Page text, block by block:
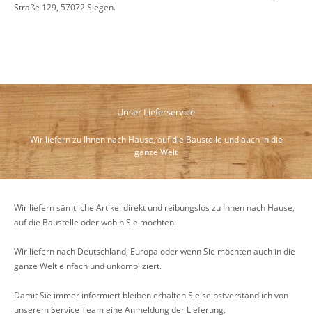
Straße 129, 57072 Siegen.
Unser Lieferservice
Wir liefern zu Ihnen nach Hause, auf die Baustelle und auch in die
ganze Welt
Wir liefern sämtliche Artikel direkt und reibungslos zu Ihnen nach Hause,
auf die Baustelle oder wohin Sie möchten.
Wir liefern nach Deutschland, Europa oder wenn Sie möchten auch in die
ganze Welt einfach und unkompliziert.
Damit Sie immer informiert bleiben erhalten Sie selbstverständlich von
unserem Service Team eine Anmeldung der Lieferung.